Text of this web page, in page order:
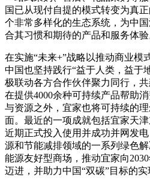
国已从现付自提的模式转变为真
个非常多样化的生态系统，为中
合其习惯和期待的产品和服务体验
在实施“未来+”战略以推动商业模
中国也坚持践行“益于人类，益于
极联动各方合作伙伴聚力同行，
在提供4000余种可持续产品帮助
与资源之外，宜家也将可持续的
面。最近的一项成就包括宜家天
近期正式投入使用并成功并网发
源和节能减排领域的一系列绿色
能源友好型商场，推动宜家向
迈进，并助力中国“双碳”目标的实